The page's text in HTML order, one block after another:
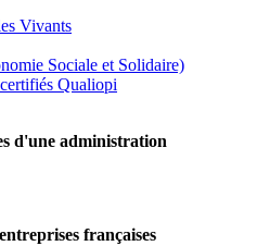
Vivants
Sociale et Solidaire)
Qualiopi
d'une administration
françaises